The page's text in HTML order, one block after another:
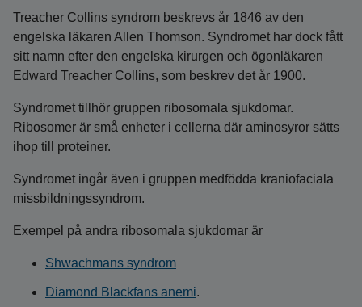
Treacher Collins syndrom beskrevs år 1846 av den
engelska läkaren Allen Thomson. Syndromet har dock fått
sitt namn efter den engelska kirurgen och ögonläkaren
Edward Treacher Collins, som beskrev det år 1900.
Syndromet tillhör gruppen ribosomala sjukdomar.
Ribosomer är små enheter i cellerna där aminosyror sätts
ihop till proteiner.
Syndromet ingår även i gruppen medfödda kraniofaciala
missbildningssyndrom.
Exempel på andra ribosomala sjukdomar är
Shwachmans syndrom
Diamond Blackfans anemi.